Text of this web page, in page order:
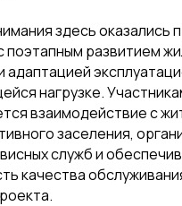
здесь оказались
поэтапным развитием
адаптацией
нагрузке.
взаимодействие с
заселения,
служб и
качества